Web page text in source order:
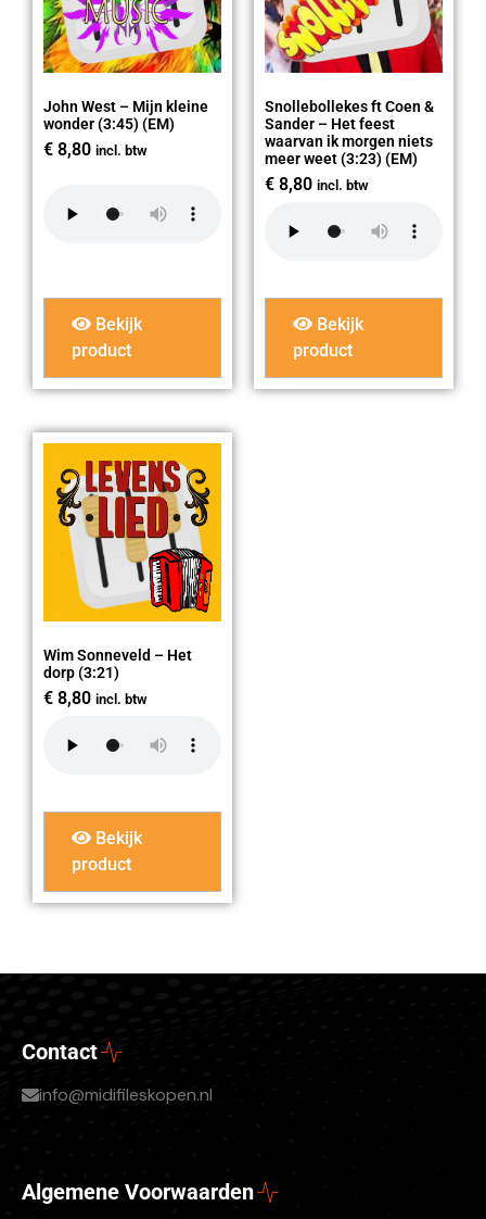
John West – Mijn kleine
wonder (3:45) (EM)
€ 8,80 incl. btw
Bekijk
product
Snollebollekes ft Coen &
Sander – Het feest
waarvan ik morgen niets
meer weet (3:23) (EM)
€ 8,80 incl. btw
Bekijk
product
Wim Sonneveld – Het
dorp (3:21)
€ 8,80 incl. btw
Bekijk
product
Contact
info@midifileskopen.nl
Algemene Voorwaarden